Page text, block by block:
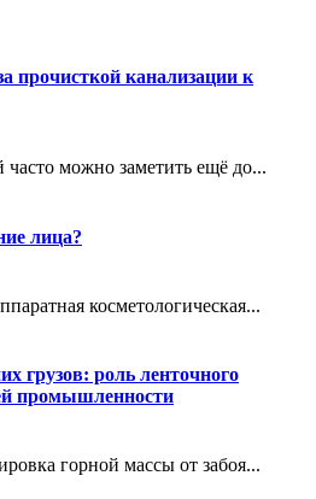
прочисткой канализации к
можно заметить ещё до...
лица?
косметологическая...
грузов: роль ленточного
промышленности
горной массы от забоя...